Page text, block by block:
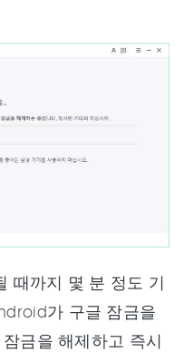
때까지 몇 분 정도 기
가 구글 잠금을
금을 해제하고 즉시